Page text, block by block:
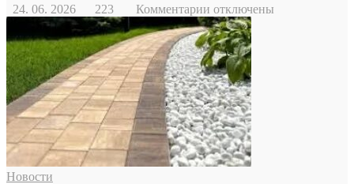
24. 06. 2026
223 Комментарии к
записи
Когда
стоит
обратиться
к
репродуктологу:
основные
причины
и
возможности
современной
отключены
Новости